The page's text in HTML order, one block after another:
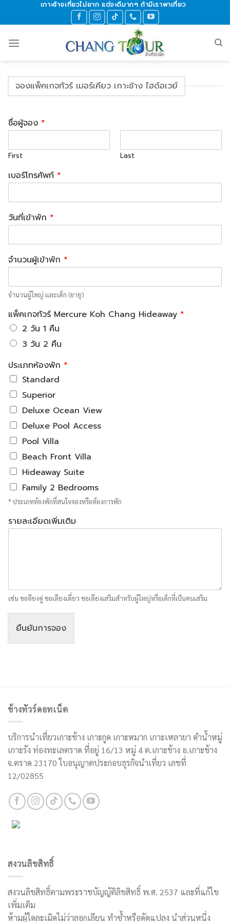
เกาะช้างเที่ยวไม่ยาก แต่จะดีมากๆ ถ้ามีเราพาเที่ยว
จองแพ็คเกจทัวร์ เมอร์เคียว เกาะช้าง ไฮด์อเวย์
ชื่อผู้จอง *
First Last
เบอร์โทรศัพท์ *
วันที่เข้าพัก *
จำนวนผู้เข้าพัก *
จำนวนผู้ใหญ่ และเด็ก (อายุ)
แพ็คเกจทัวร์ Mercure Koh Chang Hideaway *
2 วัน 1 คืน
3 วัน 2 คืน
ประเภทห้องพัก *
Standard
Superior
Deluxe Ocean View
Deluxe Pool Access
Pool Villa
ฺBeach Front Villa
Hideaway Suite
Family 2 Bedrooms
* ประเภทห้องพักที่สนใจจองหรือต้องการพัก
รายละเอียดเพิ่มเติม
เช่น ขอตียงคู่ ขอเตียงเดี่ยว ขอเตียงเสริมสำหรับผู้ใหญ่หรือเด็กที่เป็นคนเสริม
ยืนยันการจอง
ช้างทัวร์ดอทเน็ต
บริการนำเที่ยวเกาะช้าง เกาะกูด เกาะหมาก เกาะเหลายา ดำน้ำหมู่
เกาะรัง ท่องทะเลตราด ที่อยู่ 16/13 หมู่ 4 ต.เกาะช้าง อ.เกาะช้าง
จ.ตราด 23170 ใบอนุญาตประกอบธุรกิจนำเที่ยว เลขที่
12/02855
สงวนลิขสิทธิ์
สงวนลิขสิทธิ์ตามพระราชบัญญัติลิขสิทธิ์ พ.ศ. 2537 และที่แก้ไข
เพิ่มเติม
ห้ามผู้ใดละเมิดไม่ว่าลอกเลียน ทำซ้ำหรือดัดแปลง นำส่วนหนึ่ง